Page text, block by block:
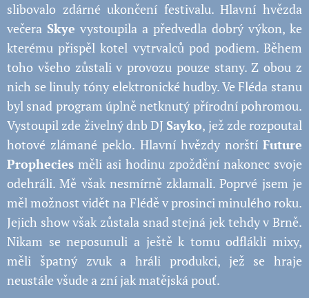
slibovalo zdárné ukončení festivalu. Hlavní hvězda
večera Skye vystoupila a předvedla dobrý výkon, ke
kterému přispěl kotel vytrvalců pod podiem. Během
toho všeho zůstali v provozu pouze stany. Z obou z
nich se linuly tóny elektronické hudby. Ve Fléda stanu
byl snad program úplně netknutý přírodní pohromou.
Vystoupil zde živelný dnb DJ Sayko, jež zde rozpoutal
hotové zlámané peklo. Hlavní hvězdy norští Future
Prophecies měli asi hodinu zpoždění nakonec svoje
odehráli. Mě však nesmírně zklamali. Poprvé jsem je
měl možnost vidět na Flédě v prosinci minulého roku.
Jejich show však zůstala snad stejná jek tehdy v Brně.
Nikam se neposunuli a ještě k tomu odflákli mixy,
měli špatný zvuk a hráli produkci, jež se hraje
neustále všude a zní jak matějská pouť.